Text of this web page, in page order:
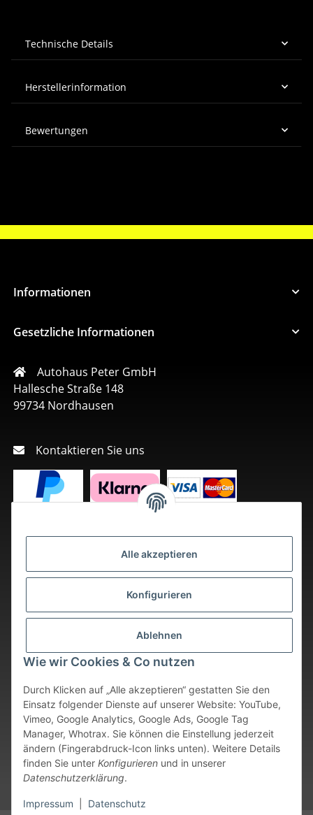
Alle akzeptieren
Konfigurieren
Ablehnen
Wie wir Cookies & Co nutzen
Durch Klicken auf „Alle akzeptieren“ gestatten Sie den
Einsatz folgender Dienste auf unserer Website: YouTube,
Vimeo, Google Analytics, Google Ads, Google Tag
Manager, Whotrax. Sie können die Einstellung jederzeit
ändern (Fingerabdruck-Icon links unten). Weitere Details
finden Sie unter Konfigurieren und in unserer
Datenschutzerklärung.
Impressum Datenschutz
Technische Details
Herstellerinformation
Bewertungen
Informationen
Gesetzliche Informationen
Autohaus Peter GmbH
Hallesche Straße 148
99734 Nordhausen
Kontaktieren Sie uns
Vertrag widerrufen
* Alle Preise inkl. gesetzlicher USt., zzgl. Versand
. Bei sofort
verfügbaren Artikeln erfolgt der Versand innerhalb von 24